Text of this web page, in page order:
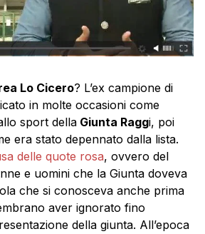
Lo Cicero? L’ex campione di
in molte occasioni come
sport della Giunta Raggi, poi
era stato depennato dalla lista.
delle quote rosa, ovvero del
e uomini che la Giunta doveva
che si conosceva anche prima
aver ignorato fino
della giunta. All’epoca